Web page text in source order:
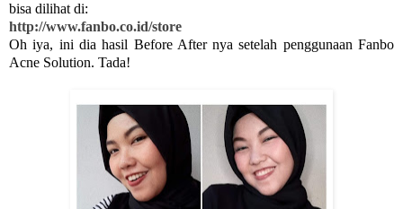
bisa dilihat di:
http://www.fanbo.co.id/store
Oh iya, ini dia hasil Before After nya setelah penggunaan Fanbo
Acne Solution. Tada!